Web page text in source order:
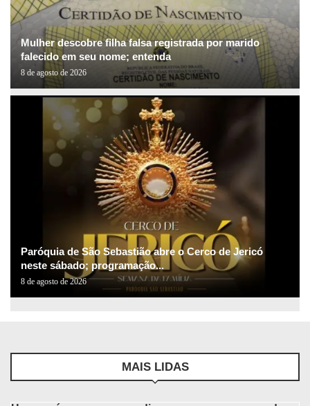
Mulher descobre filha falsa registrada por marido
falecido em seu nome; entenda
8 de agosto de 2026
Paróquia de São Sebastião abre o Cerco de Jericó
neste sábado; programação...
8 de agosto de 2026
MAIS LIDAS